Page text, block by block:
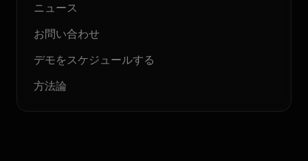
ニュース
お問い合わせ
デモをスケジュールする
方法論